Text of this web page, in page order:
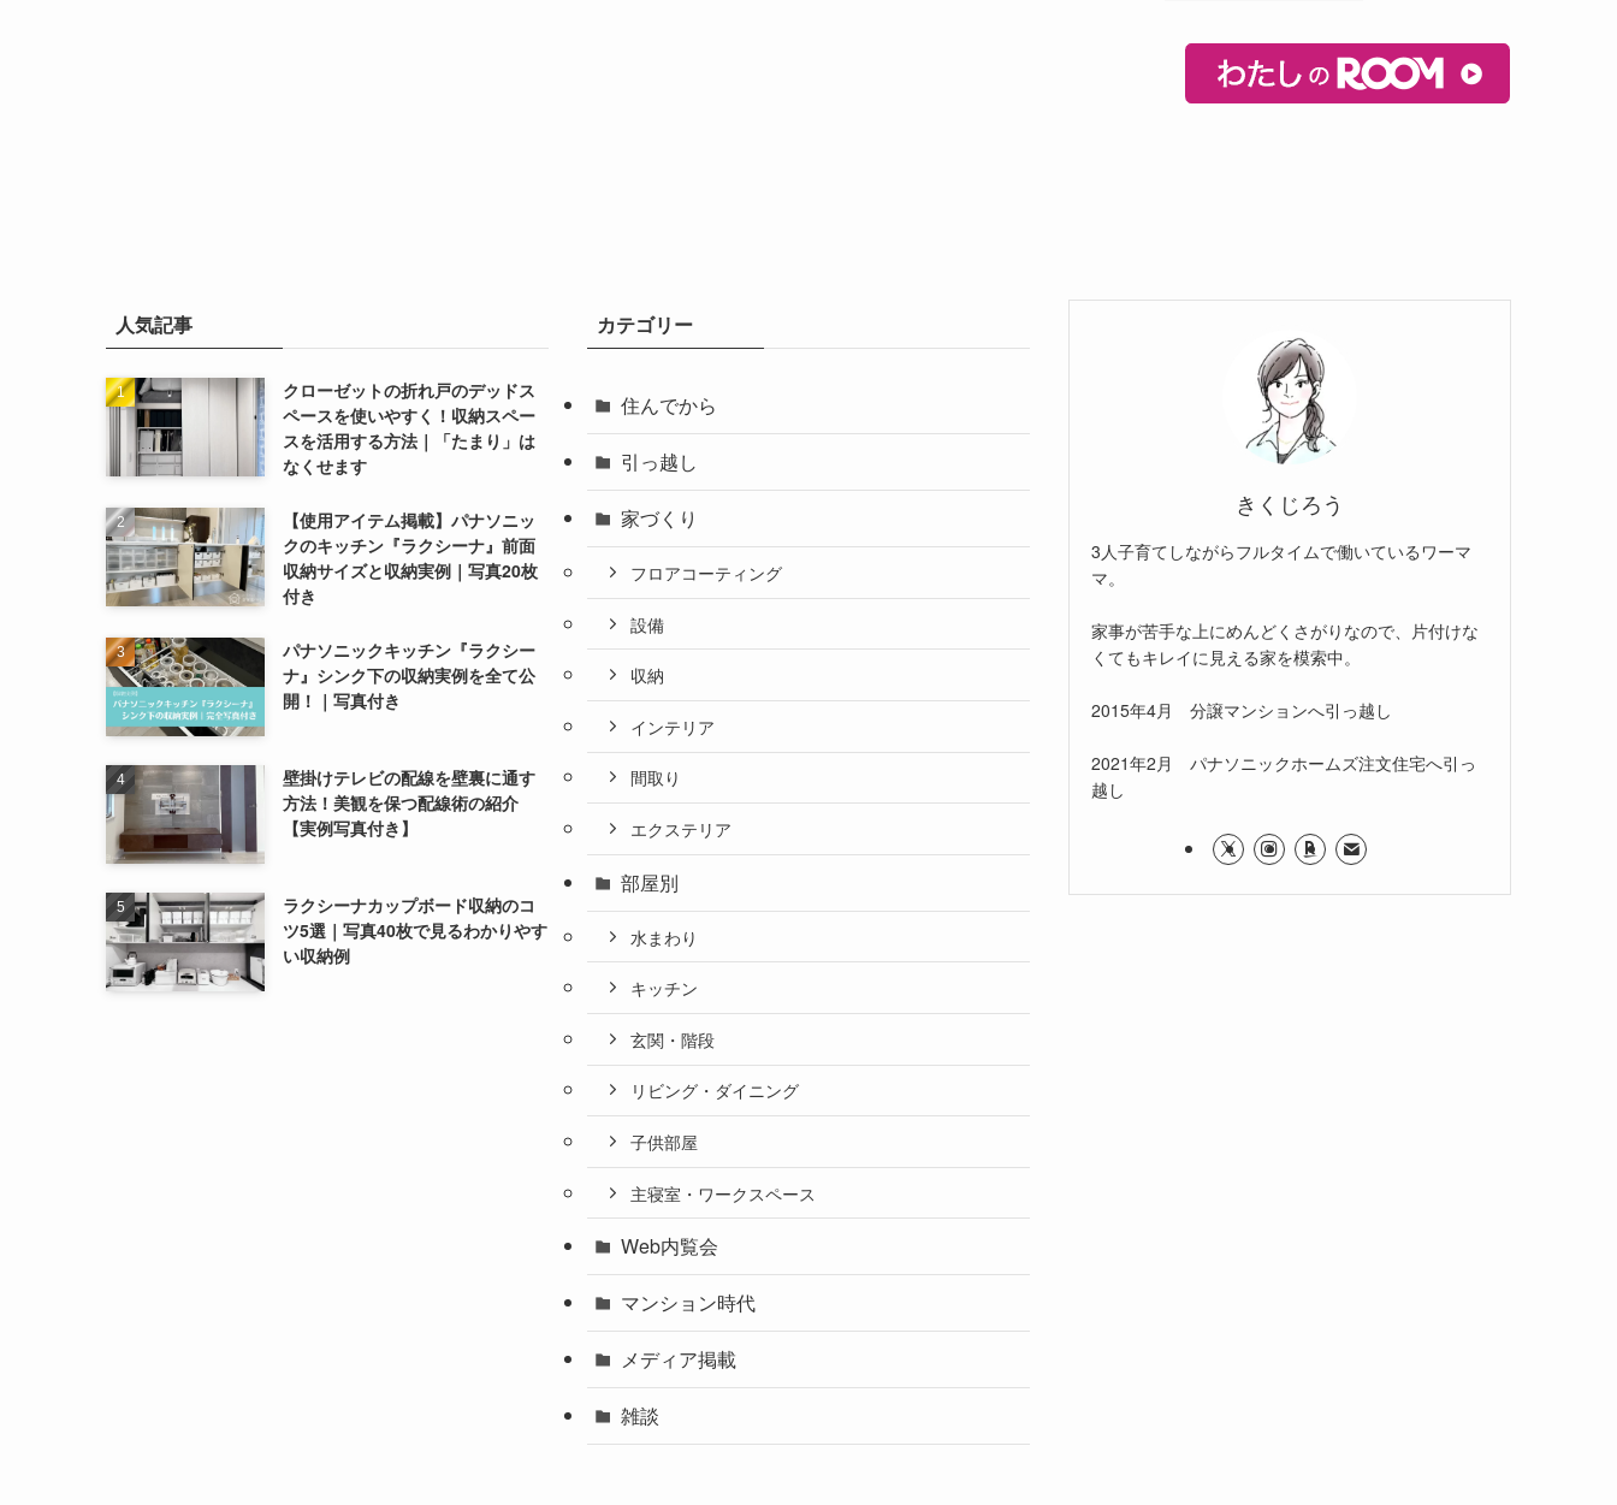
人気記事
クローゼットの折れ戸のデッドス
ペースを使いやすく！収納スペー
スを活用する方法｜「たまり」は
なくせます
【使用アイテム掲載】パナソニッ
クのキッチン『ラクシーナ』前面
収納サイズと収納実例｜写真20枚
付き
パナソニックキッチン『ラクシー
ナ』シンク下の収納実例を全て公
開！｜写真付き
壁掛けテレビの配線を壁裏に通す
方法！美観を保つ配線術の紹介
【実例写真付き】
ラクシーナカップボード収納のコ
ツ5選｜写真40枚で見るわかりやす
い収納例
カテゴリー
住んでから
引っ越し
家づくり
フロアコーティング
設備
収納
インテリア
間取り
エクステリア
部屋別
水まわり
キッチン
玄関・階段
リビング・ダイニング
子供部屋
主寝室・ワークスペース
Web内覧会
マンション時代
メディア掲載
雑談
きくじろう
3人子育てしながらフルタイムで働いているワーマ
マ。
家事が苦手な上にめんどくさがりなので、片付けな
くてもキレイに見える家を模索中。
2015年4月 分譲マンションへ引っ越し
2021年2月 パナソニックホームズ注文住宅へ引っ
越し